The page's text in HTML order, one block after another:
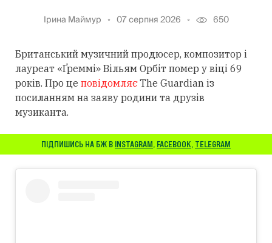
Ірина Маймур 07 серпня 2026 650
Британський музичний продюсер, композитор і
лауреат «Ґреммі» Вільям Орбіт помер у віці 69
років. Про це повідомляєThe Guardian із
посиланням на заяву родини та друзів
музиканта.
ПІДПИШИСЬ НА БЖ В INSTAGRAM, FACEBOOK, TELEGRAM